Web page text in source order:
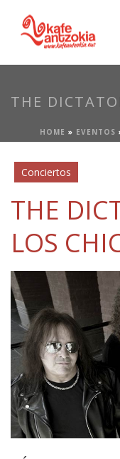
THE
HOME » EVENTOS
Conciertos
THE
LOS